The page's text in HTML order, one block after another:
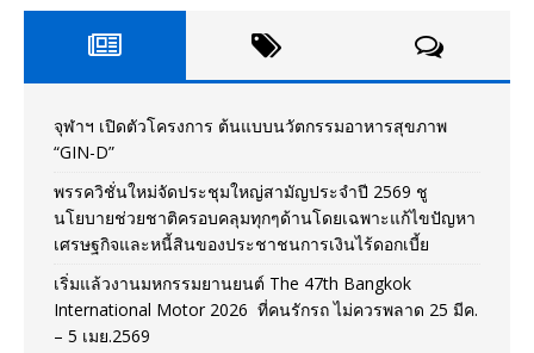
จุฬาฯ เปิดตัวโครงการ ต้นแบบนวัตกรรมอาหารสุขภาพ
“GIN-D”
พรรควิชั่นใหม่จัดประชุมใหญ่สามัญประจำปี 2569 ชู
นโยบายช่วยชาติครอบคลุมทุกๆด้านโดยเฉพาะแก้ไขปัญหา
เศรษฐกิจและหนี้สินของประชาชนการเงินไร้ดอกเบี้ย
เริ่มแล้วงานมหกรรมยานยนต์ The 47th Bangkok
International Motor 2026 ที่คนรักรถ ไม่ควรพลาด 25 มีค.
– 5 เมย.2569